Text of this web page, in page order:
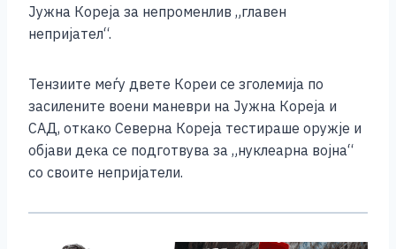
Јужна Кореја за непроменлив „главен
непријател“.
Тензиите меѓу двете Кореи се зголемија по
засилените воени маневри на Јужна Кореја и
САД, откако Северна Кореја тестираше оружје и
објави дека се подготвува за „нуклеарна војна“
со своите непријатели.